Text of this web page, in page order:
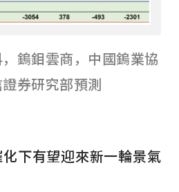
鎢鉬雲商，中國鎢業協
券研究部預測
下有望迎來新一輪景氣